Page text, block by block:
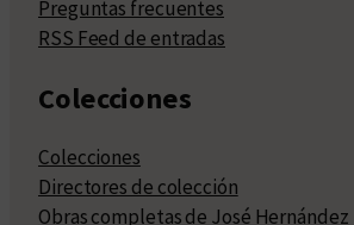
Preguntas frecuentes
RSS Feed de entradas
Colecciones
Colecciones
Directores de colección
Obras completas de José Hernández